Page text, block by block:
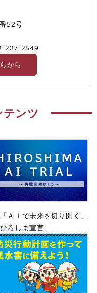
52号
227-2549
から
ンツ
「ＡＩで未来を切り開く」
ひろしま宣言